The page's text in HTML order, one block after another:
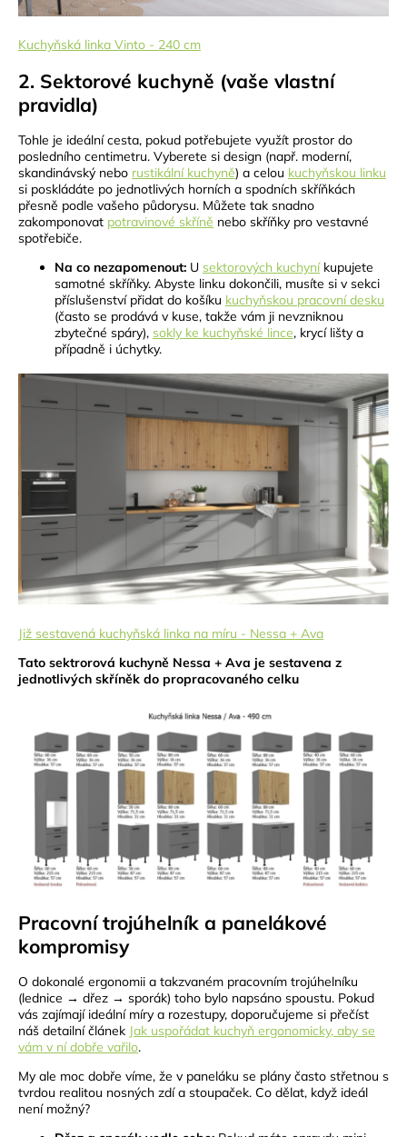
Kuchyňská linka Vinto - 240 cm
2. Sektorové kuchyně (vaše vlastní
pravidla)
Tohle je ideální cesta, pokud potřebujete využít prostor do
posledního centimetru. Vyberete si design (např. moderní,
skandinávský nebo rustikální kuchyně) a celou kuchyňskou linku
si poskládáte po jednotlivých horních a spodních skříňkách
přesně podle vašeho půdorysu. Můžete tak snadno
zakomponovat potravinové skříně nebo skříňky pro vestavné
spotřebiče.
Na co nezapomenout: U sektorových kuchyníkupujete
samotné skříňky. Abyste linku dokončili, musíte si v sekci
příslušenství přidat do košíku kuchyňskou pracovní desku
(často se prodává v kuse, takže vám ji nevzniknou
zbytečné spáry), sokly ke kuchyňské lince, krycí lišty a
případně i úchytky.
Již sestavená kuchyňská linka na míru - Nessa + Ava
Tato sektrorová kuchyně Nessa + Ava je sestavena z
jednotlivých skříněk do propracovaného celku
Pracovní trojúhelník a panelákové
kompromisy
O dokonalé ergonomii a takzvaném pracovním trojúhelníku
(lednice → dřez → sporák) toho bylo napsáno spoustu. Pokud
vás zajímají ideální míry a rozestupy, doporučujeme si přečíst
náš detailní článek Jak uspořádat kuchyň ergonomicky, aby se
vám v ní dobře vařilo.
My ale moc dobře víme, že v paneláku se plány často střetnou s
tvrdou realitou nosných zdí a stoupaček. Co dělat, když ideál
není možný?